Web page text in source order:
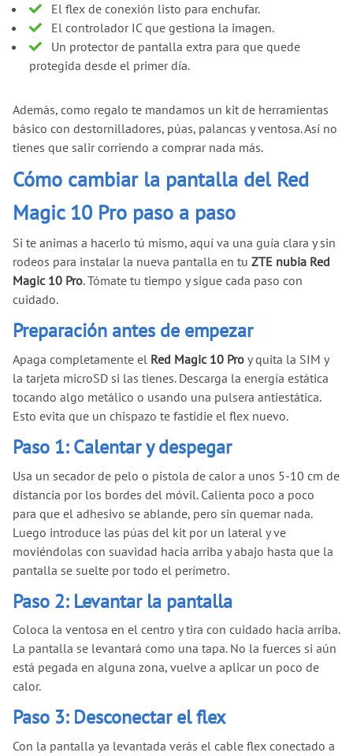
El flex de conexión listo para enchufar.
El controlador IC que gestiona la imagen.
Un protector de pantalla extra para que quede
protegida desde el primer día.
Además, como regalo te mandamos un kit de herramientas
básico con destornilladores, púas, palancas y ventosa. Así no
tienes que salir corriendo a comprar nada más.
Cómo cambiar la pantalla del Red
Magic 10 Pro paso a paso
Si te animas a hacerlo tú mismo, aquí va una guía clara y sin
rodeos para instalar la nueva pantalla en tu ZTE nubia Red
Magic 10 Pro. Tómate tu tiempo y sigue cada paso con
cuidado.
Preparación antes de empezar
Apaga completamente el Red Magic 10 Pro y quita la SIM y
la tarjeta microSD si las tienes. Descarga la energía estática
tocando algo metálico o usando una pulsera antiestática.
Esto evita que un chispazo te fastidie el flex nuevo.
Paso 1: Calentar y despegar
Usa un secador de pelo o pistola de calor a unos 5-10 cm de
distancia por los bordes del móvil. Calienta poco a poco
para que el adhesivo se ablande, pero sin quemar nada.
Luego introduce las púas del kit por un lateral y ve
moviéndolas con suavidad hacia arriba y abajo hasta que la
pantalla se suelte por todo el perímetro.
Paso 2: Levantar la pantalla
Coloca la ventosa en el centro y tira con cuidado hacia arriba.
La pantalla se levantará como una tapa. No la fuerces si aún
está pegada en alguna zona, vuelve a aplicar un poco de
calor.
Paso 3: Desconectar el flex
Con la pantalla ya levantada verás el cable flex conectado a